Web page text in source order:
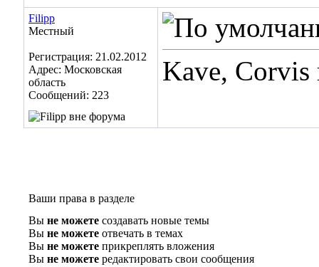
Filipp
Местный
Регистрация: 21.02.2012
Адрес: Московская
область
Сообщений: 223
Kave, Corvis
Ваши права в разделе
Вы не можете создавать новые темы
Вы не можете отвечать в темах
Вы не можете прикреплять вложения
Вы не можете редактировать свои сообщения